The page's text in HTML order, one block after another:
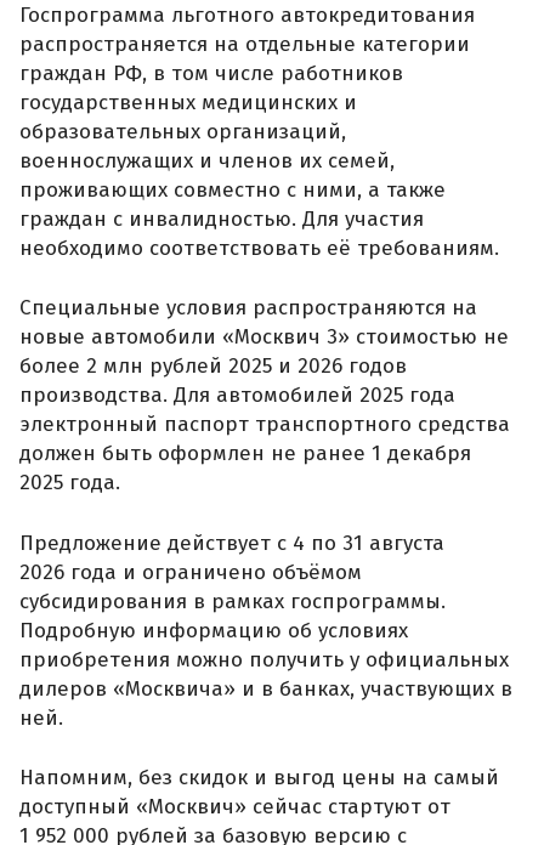
Госпрограмма льготного автокредитования
распространяется на отдельные категории
граждан РФ, в том числе работников
государственных медицинских и
образовательных организаций,
военнослужащих и членов их семей,
проживающих совместно с ними, а также
граждан с инвалидностью. Для участия
необходимо соответствовать её требованиям.
Специальные условия распространяются на
новые автомобили «Москвич 3» стоимостью не
более 2 млн рублей 2025 и 2026 годов
производства. Для автомобилей 2025 года
электронный паспорт транспортного средства
должен быть оформлен не ранее 1 декабря
2025 года.
Предложение действует с 4 по 31 августа
2026 года и ограничено объёмом
субсидирования в рамках госпрограммы.
Подробную информацию об условиях
приобретения можно получить у официальных
дилеров «Москвича» и в банках, участвующих в
ней.
Напомним, без скидок и выгод цены на самый
доступный «Москвич» сейчас стартуют от
1 952 000 рублей за базовую версию с